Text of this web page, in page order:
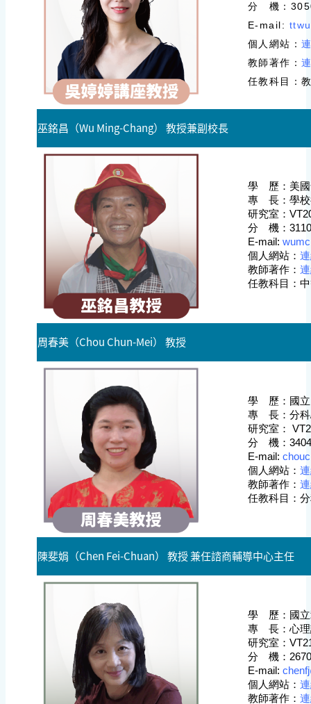
分 機：
E-mail:
個人網站：
教師著作：
任教科目：
巫銘昌（Wu Ming-Chang） 教授兼副校長
學 歷： 美
專 長：學校
研究室：
分 機：
E-mail:
個人網站：
教師著作：
任教科目：
周春美（Chou Chun-Mei） 教授
學 歷： 國
專 長：分科/
研究室：
分 機： 3404
E-mail:
個人網站：
教師著作：
任教科目：
陳斐娟（Chen Fei-Chuan） 教授 兼任諮商輔導中心主任
學 歷： 國
專 長：心理
研究室：
分 機：
E-mail:
個人網站：
教師著作：